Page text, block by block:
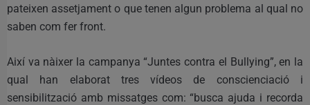
pateixen assetjament o que tenen algun problema al qual no
saben com fer front.
Així va nàixer la campanya “Juntes contra el Bullying”, en la
qual han elaborat tres vídeos de conscienciació i
sensibilització amb missatges com: “busca ajuda i recorda